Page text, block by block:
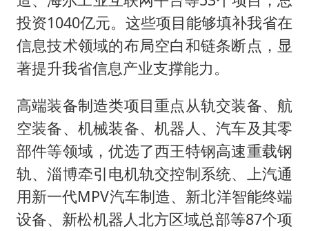
投资1040亿元。这些项目能够填补我省在
信息技术领域的布局空白和链条断点，显
著提升我省信息产业支撑能力。
高端装备制造类项目重点从轨交装备、航
空装备、机械装备、机器人、汽车及其零
部件等领域，优选了西王特钢高速重载钢
轨、淄博牵引电机轨交控制系统、上汽通
用新一代MPV汽车制造、新北洋智能终端
设备、新松机器人北方区域总部等87个项